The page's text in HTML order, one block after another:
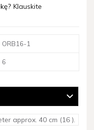
Klauskite
ORB16-1
6
approx. 40 cm (16 ).